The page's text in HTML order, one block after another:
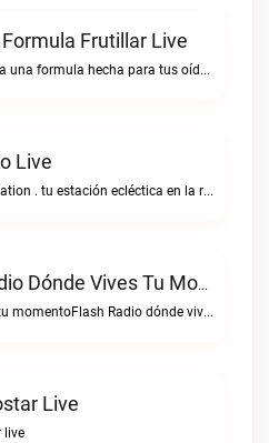
Frutillar Live
Radio formula una formula hecha para tus oídos.Radio La Formula Frutillar live
Live
An eclectic station . tu estación ecléctica en la red."Bodoradio live
Flash Radio Dónde Vives Tu Momento Live
Dónde vives tu momentoFlash Radio dónde vives tu momento live
Live
live